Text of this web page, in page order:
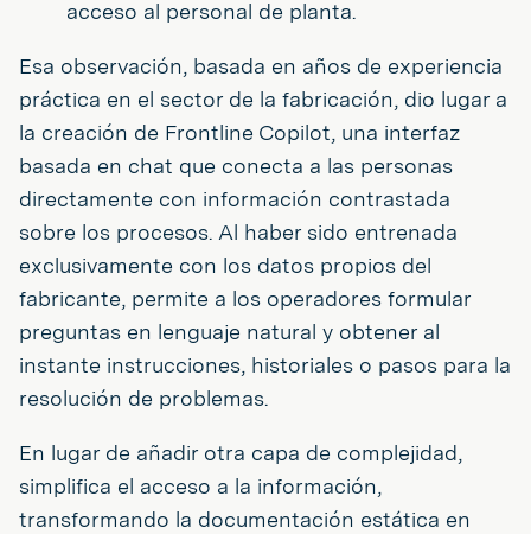
acceso al personal de planta.
Esa observación, basada en años de experiencia
práctica en el sector de la fabricación, dio lugar a
la creación de Frontline Copilot, una interfaz
basada en chat que conecta a las personas
directamente con información contrastada
sobre los procesos. Al haber sido entrenada
exclusivamente con los datos propios del
fabricante, permite a los operadores formular
preguntas en lenguaje natural y obtener al
instante instrucciones, historiales o pasos para la
resolución de problemas.
En lugar de añadir otra capa de complejidad,
simplifica el acceso a la información,
transformando la documentación estática en